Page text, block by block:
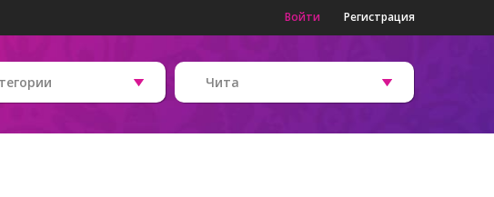
Войти Регистрация
Чита